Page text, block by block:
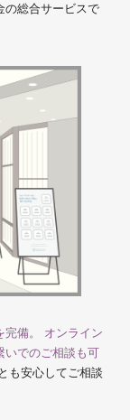
の総合サービスで
完備。 オンライン
いでのご相談も可
も安心してご相談